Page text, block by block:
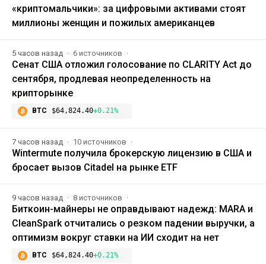
«криптомальчики»: за цифровыми активами стоят
миллионы женщин и пожилых американцев
5 часов назад 6 источников
Сенат США отложил голосование по CLARITY Act до
сентября, продлевая неопределенность на
крипторынке
BTC $64,824.40+0.21%
7 часов назад 10 источников
Wintermute получила брокерскую лицензию в США и
бросает вызов Citadel на рынке ETF
9 часов назад 8 источников
Биткоин-майнеры не оправдывают надежд: MARA и
CleanSpark отчитались о резком падении выручки, а
оптимизм вокруг ставки на ИИ сходит на нет
BTC $64,824.40+0.21%